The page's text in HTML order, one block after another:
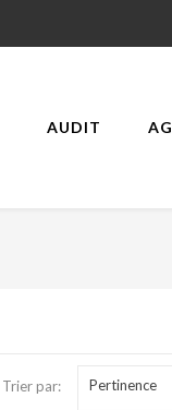
AUDIT
Trier par: Pertinence